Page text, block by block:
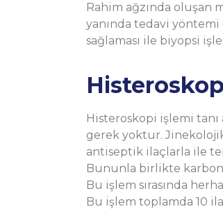
Rahim ağzında oluşan
yanında tedavi
sağlaması ile biyopsi
Histeroskopi işlemi
gerek yoktur. Jinekolojik
antiseptik ilaçlarla ile
Bununla birlikte
Bu işlem sırasında
Bu işlem toplamda 10